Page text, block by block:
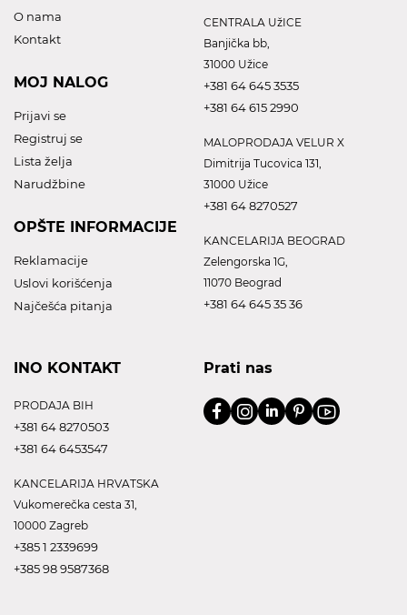
O nama
Kontakt
MOJ NALOG
Prijavi se
Registruj se
Lista želja
Narudžbine
OPŠTE INFORMACIJE
Reklamacije
Uslovi korišćenja
Najčešća pitanja
CENTRALA UžICE
Banjička bb,
31000 Užice
+381 64 645 3535
+381 64 615 2990
MALOPRODAJA VELUR X
Dimitrija Tucovica 131,
31000 Užice
+381 64 8270527
KANCELARIJA BEOGRAD
Zelengorska 1G,
11070 Beograd
+381 64 645 35 36
INO KONTAKT
PRODAJA BIH
+381 64 8270503
+381 64 6453547
KANCELARIJA HRVATSKA
Vukomerečka cesta 31,
10000 Zagreb
+385 1 2339699
+385 98 9587368
Prati nas